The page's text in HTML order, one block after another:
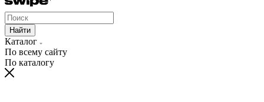
Найти
Каталог
По всему сайту
По каталогу